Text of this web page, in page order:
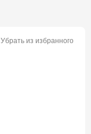
Убрать из избранного